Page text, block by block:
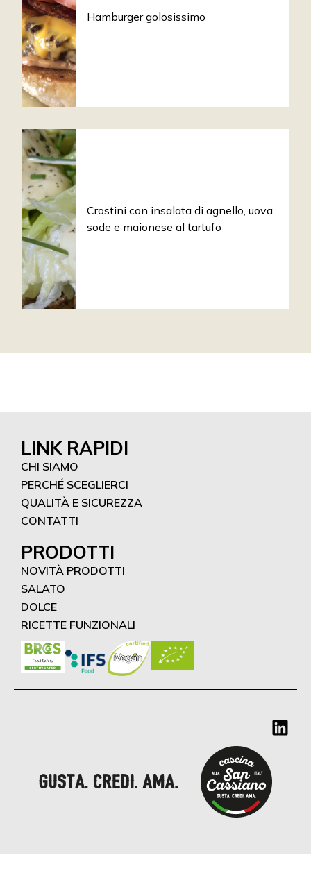
Hamburger golosissimo
Crostini con insalata di agnello, uova
sode e maionese al tartufo
LINK RAPIDI
CHI SIAMO
PERCHÉ SCEGLIERCI
QUALITÀ E SICUREZZA
CONTATTI
PRODOTTI
NOVITÀ PRODOTTI
SALATO
DOLCE
RICETTE FUNZIONALI